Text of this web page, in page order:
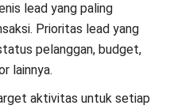
lead yang paling
Prioritas lead yang
pelanggan, budget,
lainnya.
aktivitas untuk setiap